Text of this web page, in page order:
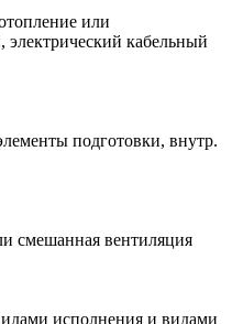
или
электрический кабельный
подготовки, внутр.
смешанная вентиляция
исполнения и видами